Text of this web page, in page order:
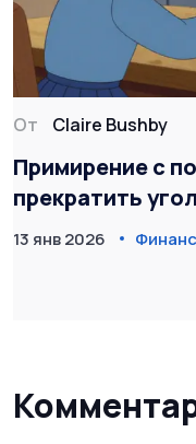
От Claire Bushby
Примирение с
прекратить
судимости
13 янв 2026